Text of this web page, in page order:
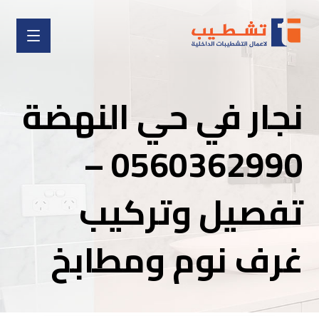
نجار في حي النهضة
0560362990 –
تفصيل وتركيب
غرف نوم ومطابخ